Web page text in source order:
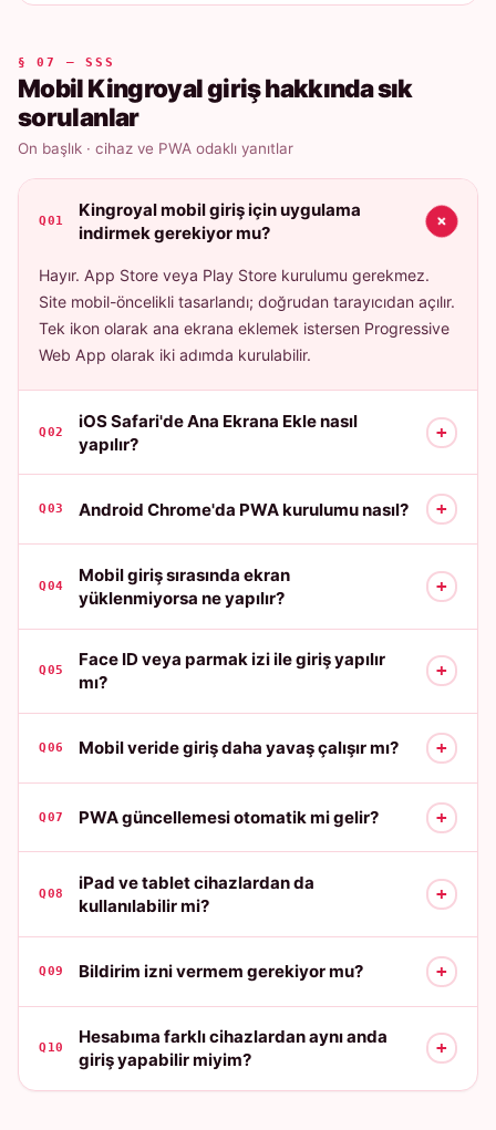
§ 07 — SSS
Mobil Kingroyal giriş hakkında sık
sorulanlar
On başlık · cihaz ve PWA odaklı yanıtlar
Q01
Kingroyal mobil giriş için uygulama
indirmek gerekiyor mu?
+
Hayır. App Store veya Play Store kurulumu gerekmez.
Site mobil-öncelikli tasarlandı; doğrudan tarayıcıdan açılır.
Tek ikon olarak ana ekrana eklemek istersen Progressive
Web App olarak iki adımda kurulabilir.
Q02
iOS Safari'de Ana Ekrana Ekle nasıl
yapılır?
+
Q03 Android Chrome'da PWA kurulumu nasıl? +
Q04
Mobil giriş sırasında ekran
yüklenmiyorsa ne yapılır?
+
Q05
Face ID veya parmak izi ile giriş yapılır
mı?
+
Q06 Mobil veride giriş daha yavaş çalışır mı? +
Q07 PWA güncellemesi otomatik mi gelir? +
Q08
iPad ve tablet cihazlardan da
kullanılabilir mi?
+
Q09 Bildirim izni vermem gerekiyor mu? +
Q10
Hesabıma farklı cihazlardan aynı anda
giriş yapabilir miyim?
+